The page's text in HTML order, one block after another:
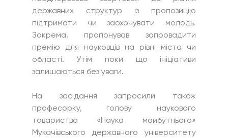
державних структур із пропозицію
підтримати чи заохочувати молодь.
Зокрема, пропонував запровадити
премію для науковців на рівні міста чи
області. Утім поки що ініціативи
залишаються без уваги.
На засідання запросили також
професорку, голову наукового
товариства «Наука майбутнього»
Мукачівського державного університету